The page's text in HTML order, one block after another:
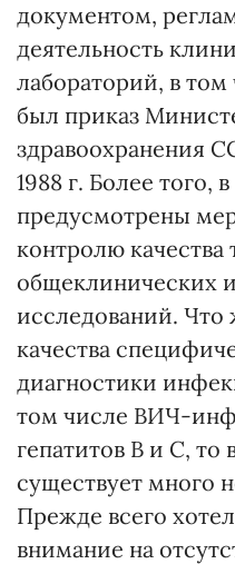
документом,
деятельность
лабораторий, в
был приказ
здравоохранения
1988 г. Более того,
предусмотрены
контролю качества
общеклинических
исследований. Что
качества
диагностики
том числе ВИЧ-
гепатитов В и С, то
существует много
Прежде всего
внимание на